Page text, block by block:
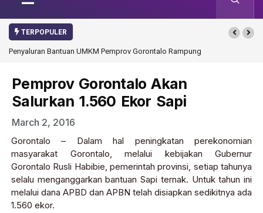
TERPOPULER
Penyaluran Bantuan UMKM Pemprov Gorontalo Rampung
Pemprov Gorontalo Akan
Salurkan 1.560 Ekor Sapi
March 2, 2016
Gorontalo – Dalam hal peningkatan perekonomian
masyarakat Gorontalo, melalui kebijakan Gubernur
Gorontalo Rusli Habibie, pemerintah provinsi, setiap tahunya
selalu menganggarkan bantuan Sapi ternak. Untuk tahun ini
melalui dana APBD dan APBN telah disiapkan sedikitnya ada
1.560 ekor.